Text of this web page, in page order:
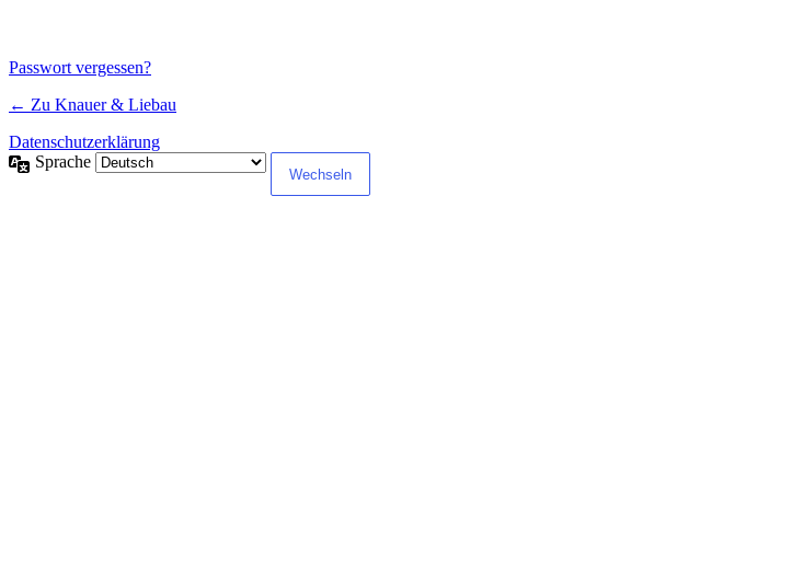
Passwort vergessen?
← Zu Knauer & Liebau
Datenschutzerklärung
Sprache